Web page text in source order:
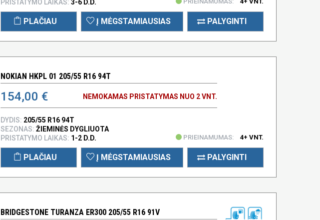
PRISTATYMO LAIKAS: 3-6 D.D.
PLAČIAU Į MĖGSTAMIAUSIAS PALYGINTI
NOKIAN HKPL 01 205/55 R16 94T
154,00 € NEMOKAMAS PRISTATYMAS NUO 2 VNT.
DYDIS: 205/55 R16 94T
SEZONAS: ŽIEMINĖS DYGLIUOTA
PRISTATYMO LAIKAS: 1-2 D.D. PRIEINAMUMAS: 4+ VNT.
PLAČIAU Į MĖGSTAMIAUSIAS PALYGINTI
BRIDGESTONE TURANZA ER300 205/55 R16 91V